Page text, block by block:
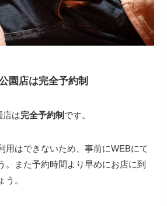
園店は完全予約制
店は完全予約制 です。
用はできないため、事前にWEBにて
。また予約時間より早めにお店に到
う。